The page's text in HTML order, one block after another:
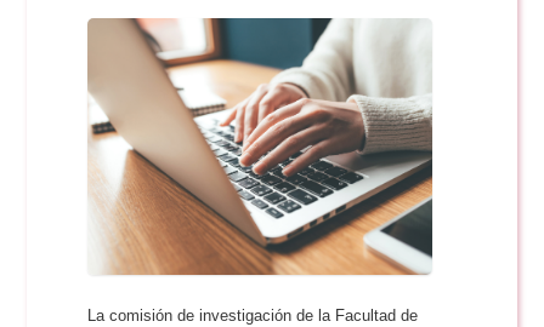
La comisión de investigación de la Facultad de